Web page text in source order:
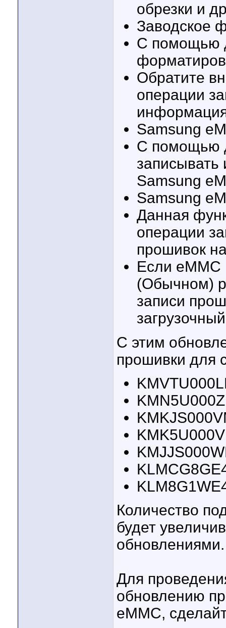
обрезки и
Заводское
С помощью
Обратите
операции
Samsung
С помощью
Samsung
Samsung
Данная
операции
прошивок
Если
(Обычном)
записи
С этим
прошивки для
Количество
будет
обновлениями.
Для
обновлению
eMMC,